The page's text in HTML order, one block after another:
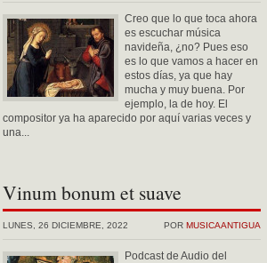
Creo que lo que toca ahora
es escuchar música
navideña, ¿no? Pues eso
es lo que vamos a hacer en
estos días, ya que hay
mucha y muy buena. Por
ejemplo, la de hoy. El
compositor ya ha aparecido por aquí varias veces y
una...
Vinum bonum et suave
POR MUSICAANTIGUA
LUNES, 26 DICIEMBRE, 2022
Podcast de Audio del